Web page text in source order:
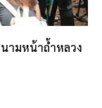
นามหน้าถ้ำหลวง